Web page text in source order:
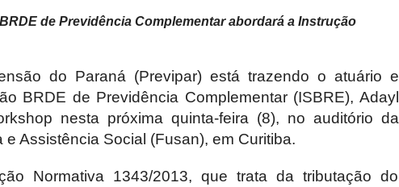
de Previdência Complementar abordará a Instrução
do Paraná (Previpar) está trazendo o atuário e
BRDE de Previdência Complementar (ISBRE), Adayl
nesta próxima quinta-feira (8), no auditório da
Assistência Social (Fusan), em Curitiba.
Normativa 1343/2013, que trata da tributação do